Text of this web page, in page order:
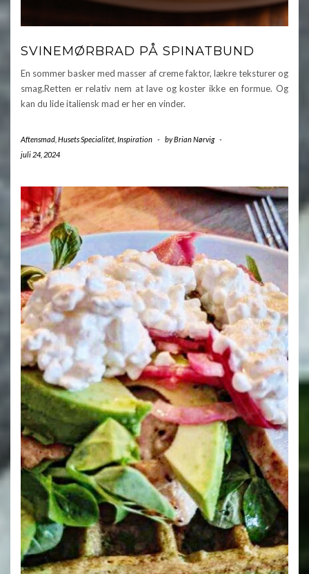
SVINEMØRBRAD PÅ SPINATBUND
En sommer basker med masser af creme faktor, lækre teksturer og
smag.Retten er relativ nem at lave og koster ikke en formue. Og
kan du lide italiensk mad er her en vinder.
Aftensmad Husets Specialitet Inspiration - byBrian Nørvig -
juli 24, 2024